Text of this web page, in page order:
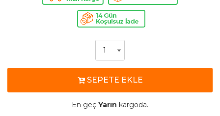
SEPETE EKLE
En geç Yarın kargoda.